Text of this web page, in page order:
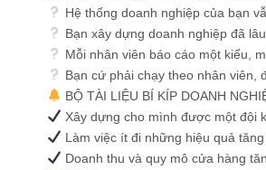
Hệ thống doanh nghiệp của bạn
Bạn xây dựng doanh nghiệp đã
Mỗi nhân viên báo cáo một kiểu,
Bạn cứ phải chạy theo nhân viên,
BỘ TÀI LIỆU BÍ KÍP DOANH
Xây dựng cho mình được một đội
Làm việc ít đi những hiệu quả
Doanh thu và quy mô cửa hàng